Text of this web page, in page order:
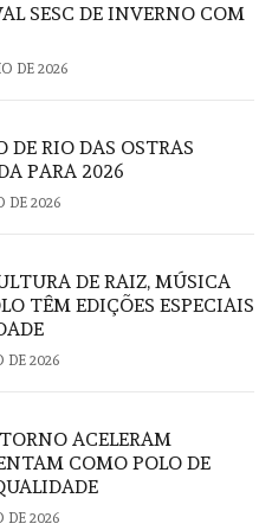
SESC DE INVERNO COM
DE 2026
RIO DAS OSTRAS
PARA 2026
DE 2026
DE RAIZ, MÚSICA
TÊM EDIÇÕES ESPECIAIS
DE 2026
ACELERAM
COMO POLO DE
DE 2026